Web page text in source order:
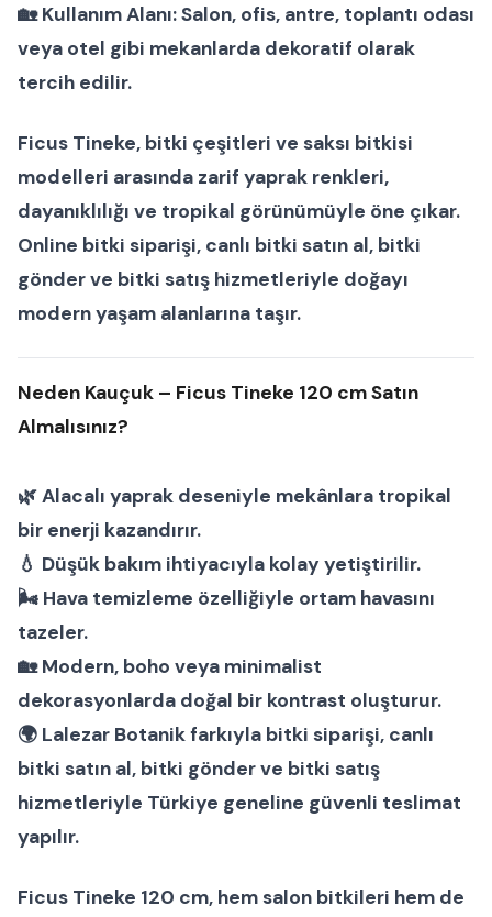
🏡Kullanım Alanı:Salon, ofis, antre, toplantı odası
veya otel gibi mekanlarda dekoratif olarak
tercih edilir.
Ficus Tineke, bitki çeşitleri ve saksı bitkisi
modelleri arasında zarif yaprak renkleri,
dayanıklılığı ve tropikal görünümüyle öne çıkar.
Online bitki siparişi, canlı bitki satın al, bitki
gönderve bitki satış hizmetleriyle doğayı
modern yaşam alanlarına taşır.
Neden Kauçuk – Ficus Tineke 120 cm Satın
Almalısınız?
🌿 Alacalı yaprak deseniyle mekânlara tropikal
bir enerji kazandırır.
💧 Düşük bakım ihtiyacıyla kolay yetiştirilir.
🌬 Hava temizleme özelliğiyle ortam havasını
tazeler.
🏡 Modern, boho veya minimalist
dekorasyonlarda doğal bir kontrast oluşturur.
🌍 Lalezar Botanik farkıyla bitki siparişi, canlı
bitki satın al, bitki gönderve bitki satış
hizmetleriyle Türkiye geneline güvenli teslimat
yapılır.
Ficus Tineke 120 cm, hemsalon bitkileri hem de